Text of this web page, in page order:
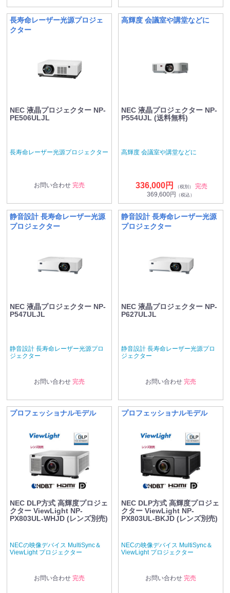
長寿命レーザー光源プロジェ
クター
NEC 液晶プロジェクター NP-
PE506ULJL
長寿命レーザー光源プロジェクター
お問い合わせ 完売
高輝度 会議室や講堂などに
NEC 液晶プロジェクター NP-
P554UJL (送料無料)
高輝度 会議室や講堂などに
336,000円 （税別）
完売
369,600円 （税込）
静音設計 長寿命レーザー光源
プロジェクター
NEC 液晶プロジェクター NP-
P547ULJL
静音設計 長寿命レーザー光源プロ
ジェクター
お問い合わせ 完売
静音設計 長寿命レーザー光源
プロジェクター
NEC 液晶プロジェクター NP-
P627ULJL
静音設計 長寿命レーザー光源プロ
ジェクター
お問い合わせ 完売
プロフェッショナルモデル
NEC DLP方式 高輝度プロジェ
クター ViewLight NP-
PX803UL-WHJD (レンズ別売)
NECの映像デバイス MultiSync＆
ViewLight プロジェクター
お問い合わせ 完売
プロフェッショナルモデル
NEC DLP方式 高輝度プロジェ
クター ViewLight NP-
PX803UL-BKJD (レンズ別売)
NECの映像デバイス MultiSync＆
ViewLight プロジェクター
お問い合わせ 完売